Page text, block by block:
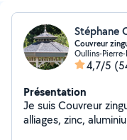
Stéphane
Couvreur
Oullins-
4,7/5
Présentation
Je suis Couvreur
alliages, zinc,